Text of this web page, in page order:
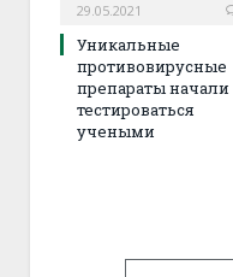
29.05.2021
Уникальные
противовирусные
препараты начали
тестироваться
учеными